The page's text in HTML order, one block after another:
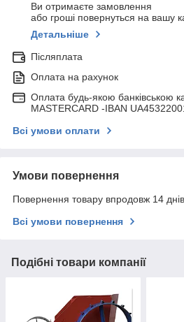
Ви отримаєте замовлення
або гроші повернуться на вашу
Детальніше
Післяплата
Оплата на рахунок
Оплата будь-якою банківською
MASTERCARD -IBAN
Всі умови оплати
Умови повернення
Повернення товару впродовж 14
Всі умови повернення
Подібні товари компанії